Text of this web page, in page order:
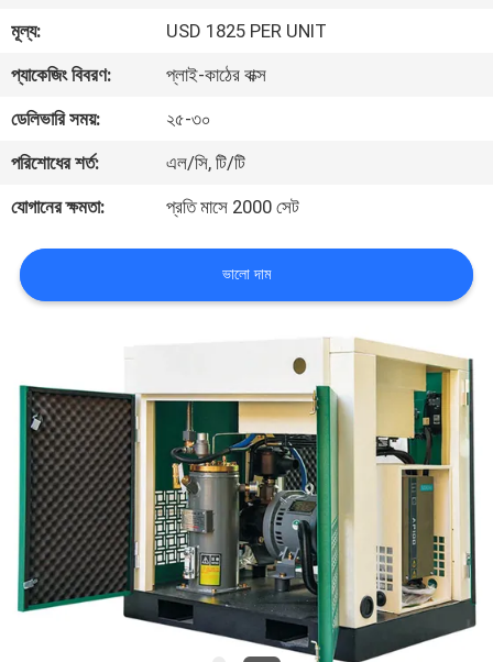
পরিদর্শন
গুণমান
নিয়ন্ত্রণ
আমাদের
সাথে
যোগাযোগ
সাইট
ম্যাপ
PRIVACY
POLICY
মূল্য:
USD 1825 PER UNIT
প্যাকেজিং বিবরণ:
প্লাই-কাঠের বাক্স
ডেলিভারি সময়:
২৫-৩০
পরিশোধের শর্ত:
এল/সি, টি/টি
যোগানের ক্ষমতা:
প্রতি মাসে 2000 সেট
ভালো দাম